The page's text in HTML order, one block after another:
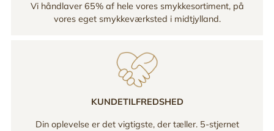
Vi håndlaver 65% af hele vores smykkesortiment, på
vores eget smykkeværksted i midtjylland.
KUNDETILFREDSHED
Din oplevelse er det vigtigste, der tæller. 5-stjernet